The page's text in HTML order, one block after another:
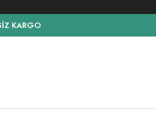
KARGO